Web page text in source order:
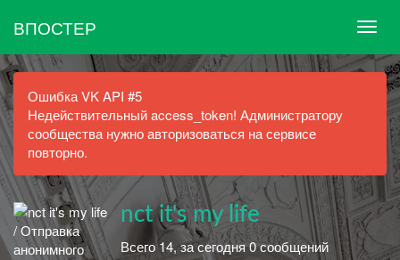
ВПОСТЕР
Ошибка VK API #5
Недействительный access_token! Администратору
сообщества нужно авторизоваться на сервисе
повторно.
nct it's my life
Всего 14, за сегодня 0 сообщений